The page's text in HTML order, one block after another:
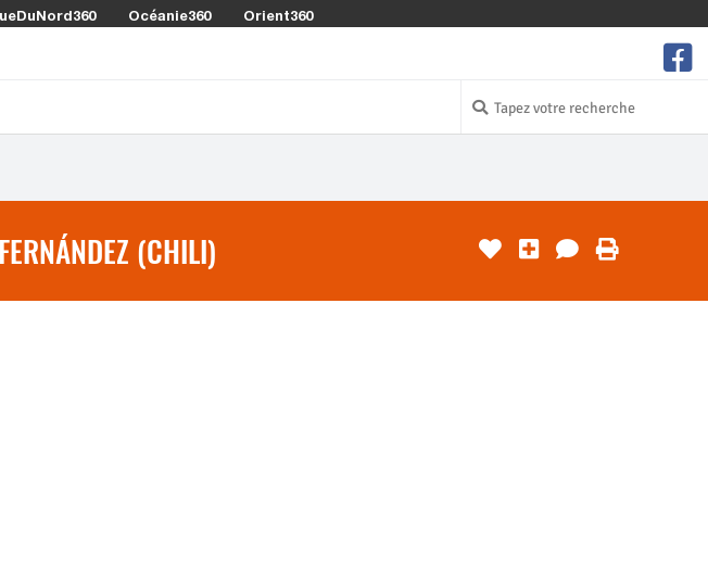
Océanie360 Orient360
(CHILI)